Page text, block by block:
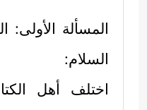
المسألة
السلام:
اختلف أهل